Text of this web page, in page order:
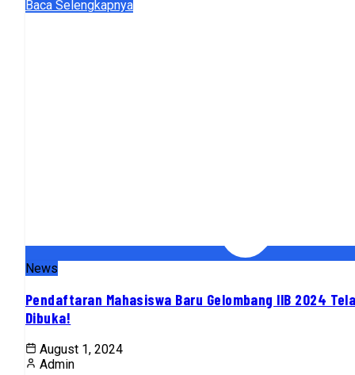
Baca Selengkapnya
News
Pendaftaran Mahasiswa Baru Gelombang IIB 2024
Dibuka!
August 1, 2024
Admin